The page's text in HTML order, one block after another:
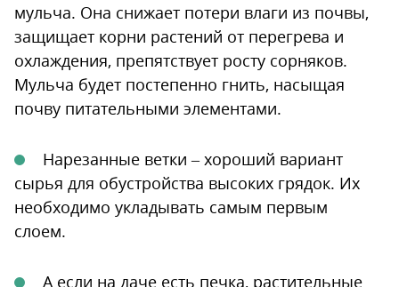
мульча. Она снижает потери влаги из почвы,
защищает корни растений от перегрева и
охлаждения, препятствует росту сорняков.
Мульча будет постепенно гнить, насыщая
почву питательными элементами.
Нарезанные ветки – хороший вариант
сырья для обустройства высоких грядок. Их
необходимо укладывать самым первым
слоем.
А если на даче есть печка, растительные